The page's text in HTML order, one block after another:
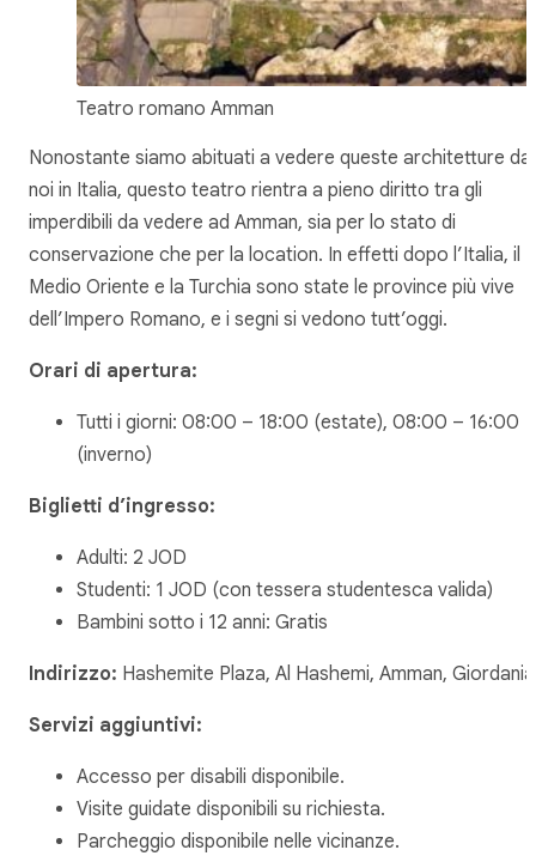
Teatro romano Amman
Nonostante siamo abituati a vedere queste architetture da
noi in Italia, questo teatro rientra a pieno diritto tra gli
imperdibili da vedere ad Amman, sia per lo stato di
conservazione che per la location. In effetti dopo l’Italia, il
Medio Oriente e la Turchia sono state le province più vive
dell’Impero Romano, e i segni si vedono tutt’oggi.
Orari di apertura:
Tutti i giorni: 08:00 – 18:00 (estate), 08:00 – 16:00
(inverno)
Biglietti d’ingresso:
Adulti: 2 JOD
Studenti: 1 JOD (con tessera studentesca valida)
Bambini sotto i 12 anni: Gratis
Indirizzo: Hashemite Plaza, Al Hashemi, Amman, Giordania
Servizi aggiuntivi:
Accesso per disabili disponibile.
Visite guidate disponibili su richiesta.
Parcheggio disponibile nelle vicinanze.